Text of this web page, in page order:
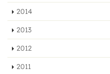
2014
2013
2012
2011